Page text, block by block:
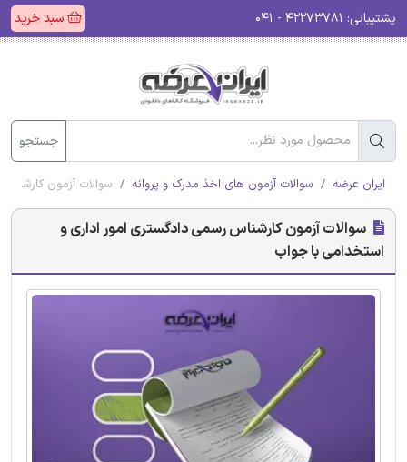
پشتیبانی: سبد خرید
جستجو
ایران عرضه سوالات آزمون های اخذ مدرک و پروانه سوالات آزمون
سوالات آزمون کارشناس رسمی دادگستری امور اداری و
استخدامی با جواب